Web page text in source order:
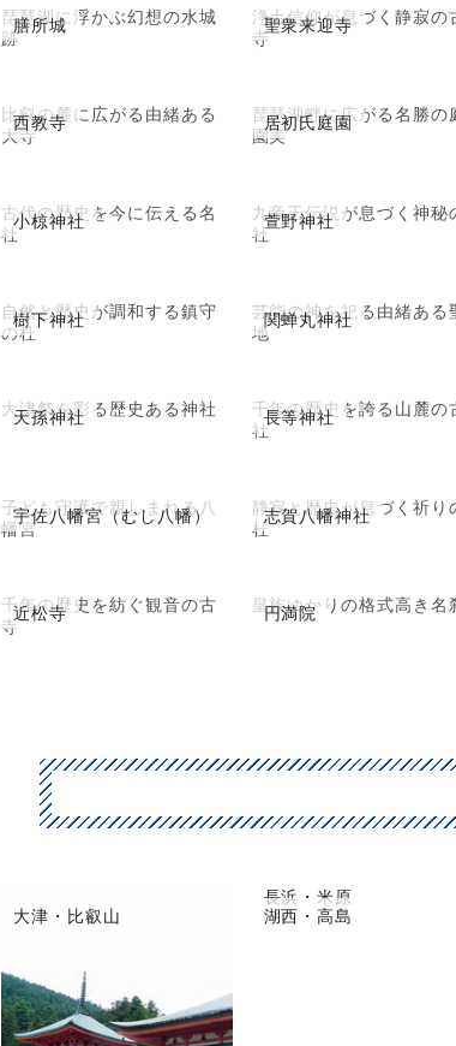
膳所城
琵琶湖に浮かぶ幻想の水城
跡
聖衆来迎寺
浄土信仰が息づく静寂の
寺
西教寺
比叡の麓に広がる由緒ある
大寺
居初氏庭園
琵琶湖畔に広がる名勝の
園美
小椋神社
古代の歴史を今に伝える名
社
萱野神社
九帝王伝説が息づく神秘
社
樹下神社
自然と歴史が調和する鎮守
の杜
関蝉丸神社
芸能の神を祀る由緒ある
地
天孫神社
大津祭を彩る歴史ある神社 長等神社
千年の歴史を誇る山麓の
社
宇佐八幡宮（むし八幡）
子ども守護で親しまれる八
幡宮
志賀八幡神社
静寂と歴史が息づく祈り
杜
近松寺
千年の歴史を紡ぐ観音の古
寺
円満院
皇族ゆかりの格式高き名
長浜・米原
大津・比叡山
湖西・高島